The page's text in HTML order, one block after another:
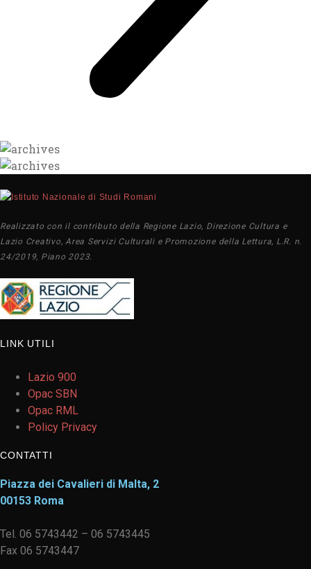
Realizzato con il contributo della Regione Lazio, Direzione Cultura e
Lazio Creativo, Area Servizi Culturali e Promozione della Lettura, L.R. n.
24/2019, Piano 2023.
LINK UTILI
Lazio 900
Opac SBN
Opac RML
Policy Privacy
CONTATTI
Piazza dei Cavalieri di Malta, 2
00153 Roma
Tel. 06 5743442 – 06 5743445
Fax 06 5743447